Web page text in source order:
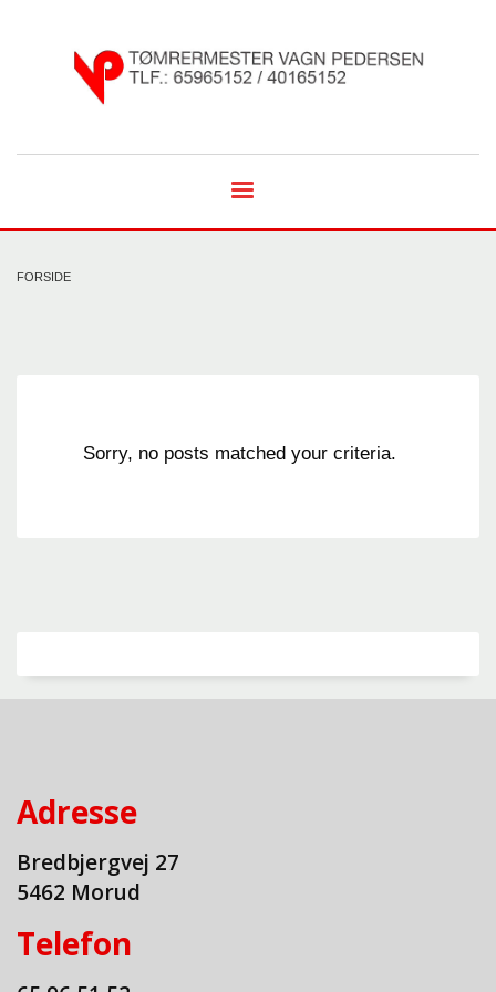
FORSIDE
Sorry, no posts matched your criteria.
Adresse
Bredbjergvej 27
5462 Morud
​Telefon